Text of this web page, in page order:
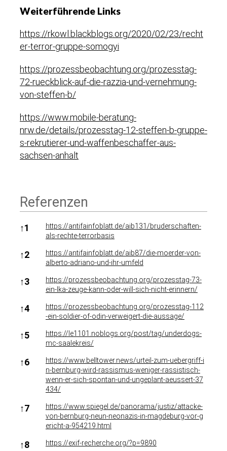
Weiterführende Links
https://rkowl.blackblogs.org/2020/02/23/recht
er-terror-gruppe-somogyi
https://prozessbeobachtung.org/prozesstag-
72-rueckblick-auf-die-razzia-und-vernehmung-
von-steffen-b/
https://www.mobile-beratung-
nrw.de/details/prozesstag-12-steffen-b-gruppe-
s-rekrutierer-und-waffenbeschaffer-aus-
sachsen-anhalt
Referenzen
Referenzen
↑1
https://antifainfoblatt.de/aib131/bruderschaften-
als-rechte-terrorbasis
↑2
https://antifainfoblatt.de/aib87/die-moerder-von-
alberto-adriano-und-ihr-umfeld
↑3
https://prozessbeobachtung.org/prozesstag-73-
ein-lka-zeuge-kann-oder-will-sich-nicht-erinnern/
↑4
https://prozessbeobachtung.org/prozesstag-112
-ein-soldier-of-odin-verweigert-die-aussage/
↑5
https://le1101.noblogs.org/post/tag/underdogs-
mc-saalekreis/
↑6
https://www.belltower.news/urteil-zum-uebergriff-i
n-bernburg-wird-rassismus-weniger-rassistisch-
wenn-er-sich-spontan-und-ungeplant-aeussert-37
434/
↑7
https://www.spiegel.de/panorama/justiz/attacke-
von-bernburg-neun-neonazis-in-magdeburg-vor-g
ericht-a-954219.html
↑8 https://exif-recherche.org/?p=9890